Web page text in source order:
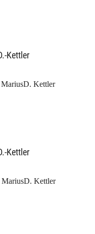
Kettler
MariusD. Kettler